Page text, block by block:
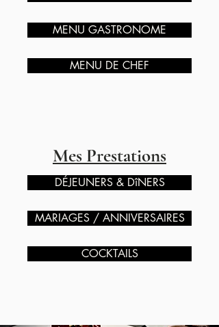
MENU GASTRONOME
MENU DE CHEF
Mes Prestations
DÉJEUNERS & DîNERS
MARIAGES / ANNIVERSAIRES
COCKTAILS